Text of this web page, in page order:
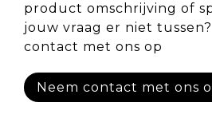
product omschrijving of
jouw vraag er niet
contact met ons op
Neem contact met ons